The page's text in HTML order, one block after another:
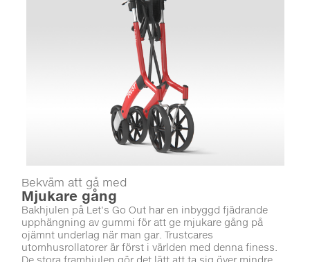
Bekväm att gå med
Mjukare gång
Bakhjulen på Let's Go Out har en inbyggd fjädrande
upphängning av gummi för att ge mjukare gång på
ojämnt underlag när man gar. Trustcares
utomhusrollatorer är först i världen med denna finess.